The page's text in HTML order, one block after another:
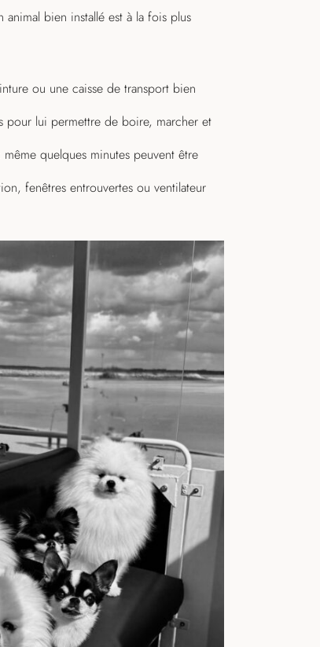
bien installé est à la fois plus
ou une caisse de transport bien
pour lui permettre de boire, marcher et
même quelques minutes peuvent être
fenêtres entrouvertes ou ventilateur